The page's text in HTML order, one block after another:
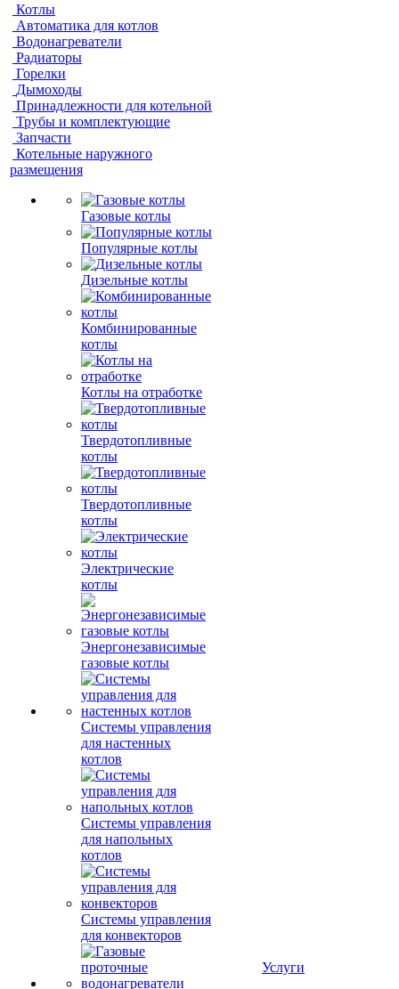
Котлы
Автоматика для котлов
Водонагреватели
Радиаторы
Горелки
Дымоходы
Принадлежности для котельной
Трубы и комплектующие
Запчасти
Котельные наружного
размещения
Газовые котлы
Популярные котлы
Дизельные котлы
Комбинированные
котлы
Котлы на отработке
Твердотопливные
котлы
Твердотопливные
котлы
Электрические
котлы
Энергонезависимые
газовые котлы
Системы управления
для настенных
котлов
Системы управления
для напольных
котлов
Системы управления
для конвекторов
Услуги